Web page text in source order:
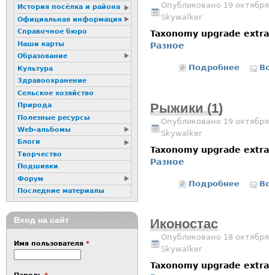
Опубликовано 19
Skywalker
Taxonomy upgrade
Разное
Подробнее о
Рыжики (1)
Опубликовано 19
Skywalker
Taxonomy upgrade
Разное
Подробнее о
Иконостас
Опубликовано 18
Skywalker
Taxonomy upgrade
История посёлка и района
Официальная информация
Справочное бюро
Наши карты
Образование
Культура
Здравоохранение
Сельское хозяйство
Природа
Полезные ресурсы
Web-альбомы
Блоги
Творчество
Подшивки
Форум
Последние материалы
Вход на сайт
Имя пользователя *